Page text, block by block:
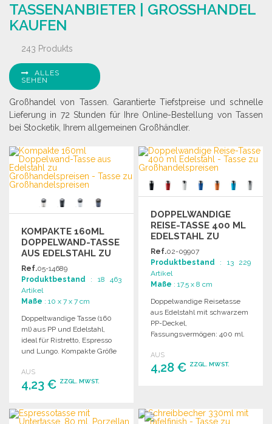
Angebot anfordern
TASSENANBIETER | GROSSHANDEL K
AUFEN
243 Produkts
ALLES
SEHEN
Großhandel von Tassen. Garantierte Tiefstpreise und schnelle
Lieferung in 72 Stunden für Ihre Online-Bestellung von Tassen
bei Stocketik, Ihrem allgemeinen Großhändler.
KOMPAKTE 160ML
DOPPELWAND-TASSE
AUS EDELSTAHL ZU
GROSSHANDELSPREISEN
Ref.05-14689
Produktbestand : 18 463
Artikel
Maße : 10 x 7 x 7 cm
Doppeltwandige Tasse (160
ml) aus PP und Edelstahl,
ideal für Ristretto, Espresso
und Lungo. Kompakte Größe
AUS
4,23 € ZZGL. MWST.
BESTELLEN
DOPPELWANDIGE
REISE-TASSE 400 ML
EDELSTAHL ZU
GROSSHANDELSPREISEN
Ref.02-09907
Produktbestand : 13 229
Artikel
Maße : 17.5 x 8 cm
Doppelwandige Reisetasse
aus Edelstahl mit schwarzem
PP-Deckel,
Fassungsvermögen: 400 ml.
AUS
4,28 € ZZGL. MWST.
Angebot anfordern